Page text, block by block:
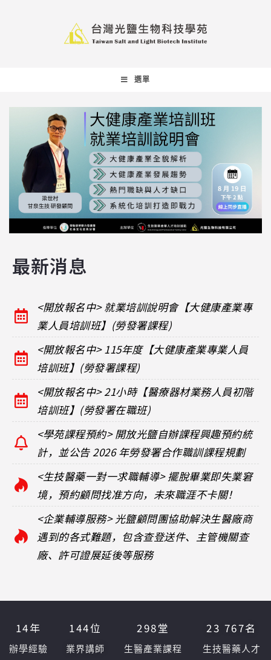
選單
最新消息
<開放報名中> 就業培訓說明會【大健康產業專
業人員培訓班】(勞發署課程)
<開放報名中> 115年度【大健康產業專業人員
培訓班】(勞發署課程)
<開放報名中> 21小時【醫療器材業務人員初階
培訓班】(勞發署在職班)
<學苑課程預約> 開放光鹽自辦課程興趣預約統
計，並公告 2026 年勞發署合作職訓課程規劃
<生技醫藥一對一求職輔導> 擺脫畢業即失業窘
境，預約顧問找准方向，未來職涯不卡關！
<企業輔導服務> 光鹽顧問團協助解決生醫廠商
遇到的各式難題，包含查登送件、主管機關查
廠、許可證展延後等服務
辦學經驗
14年
業界講師
144位
生醫產業課程
298堂
生技醫藥人才
23 767名